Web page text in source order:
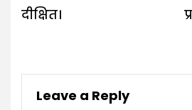
दीक्षित।
Leave a Reply